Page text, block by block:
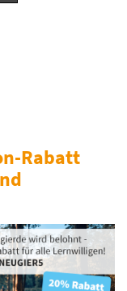
Rabatt